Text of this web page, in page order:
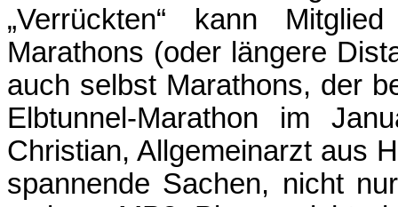
„Verrückten“ kann
Marathons (oder längere
auch selbst Marathons, der
Elbtunnel-Marathon im
Christian, Allgemeinarzt aus
spannende Sachen, nicht